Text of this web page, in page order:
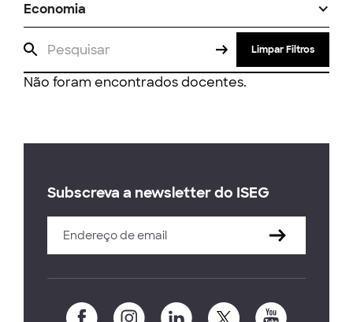
Economia
Limpar Filtros
Não foram encontrados docentes.
Subscreva a newsletter do ISEG